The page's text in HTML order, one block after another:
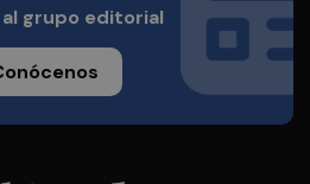
grupo editorial